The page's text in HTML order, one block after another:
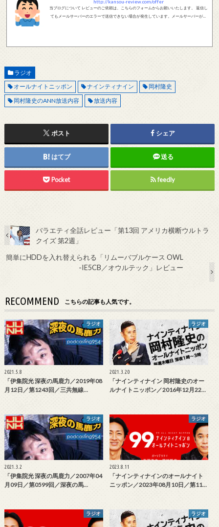
http://kansou-review.com/offer
当ブログについて レビューのご依頼は、こちらのフォームからお願いいたします。 返信し
てもメールサーバーのエラーで送信できない場合が発生しています。メールサーバーが正
ラジオ
オールナイトニッポン
ナインティナイン
岡村隆史
岡村隆史のANN放送内容
放送内容
ポスト シェア
はてブ 送る
Pocket feedly
バラエティ全話レビュー「第13回 アメリカ横断ウルトラ
クイズ 第2週」
簡単にHDDを入れ替えられる「リムーバブルケース OWL
-IE5CB／オウルテック」レビュー
RECOMMEND こちらの記事も人気です。
ラジオ
2021.5.8
「伊集院光 深夜の馬鹿力／2019年08
月12日／第1243回／三共無線…
ラジオ
2021.3.20
「ナインティナイン 岡村隆史のオー
ルナイトニッポン／2016年12月22…
ラジオ
2021.3.2
「伊集院光 深夜の馬鹿力／2007年04
月09日／第0599回／深夜の馬…
ラジオ
2023.8.11
「ナインティナインのオールナイト
ニッポン／2023年08月10日／第11…
ラジオ ラジオ